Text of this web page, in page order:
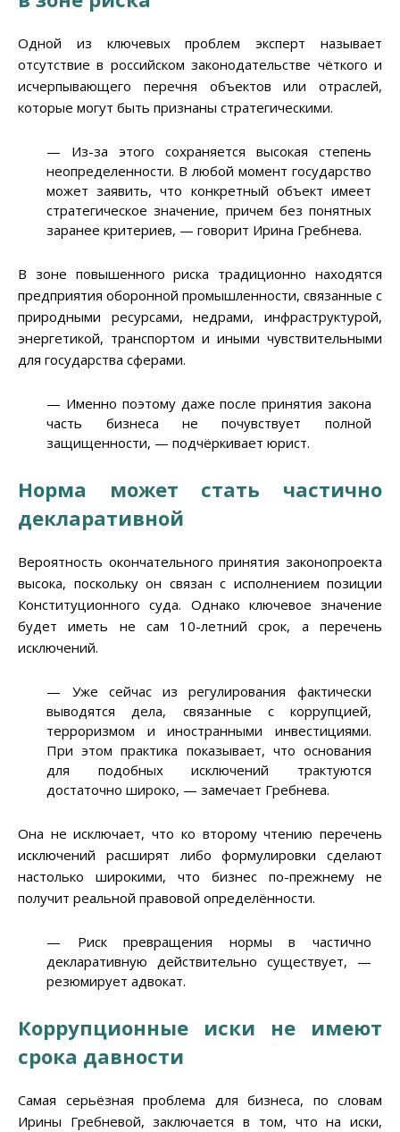
Одной из ключевых проблем эксперт называет
отсутствие в российском законодательстве чёткого и
исчерпывающего перечня объектов или отраслей,
которые могут быть признаны стратегическими.
— Из-за этого сохраняется высокая степень
неопределенности. В любой момент государство
может заявить, что конкретный объект имеет
стратегическое значение, причем без понятных
заранее критериев, — говорит Ирина Гребнева.
В зоне повышенного риска традиционно находятся
предприятия оборонной промышленности, связанные с
природными ресурсами, недрами, инфраструктурой,
энергетикой, транспортом и иными чувствительными
для государства сферами.
— Именно поэтому даже после принятия закона
часть бизнеса не почувствует полной
защищенности, — подчёркивает юрист.
Норма может стать частично
декларативной
Вероятность окончательного принятия законопроекта
высока, поскольку он связан с исполнением позиции
Конституционного суда. Однако ключевое значение
будет иметь не сам 10-летний срок, а перечень
исключений.
— Уже сейчас из регулирования фактически
выводятся дела, связанные с коррупцией,
терроризмом и иностранными инвестициями.
При этом практика показывает, что основания
для подобных исключений трактуются
достаточно широко, — замечает Гребнева.
Она не исключает, что ко второму чтению перечень
исключений расширят либо формулировки сделают
настолько широкими, что бизнес по-прежнему не
получит реальной правовой определённости.
— Риск превращения нормы в частично
декларативную действительно существует, —
резюмирует адвокат.
Коррупционные иски не имеют
срока давности
Самая серьёзная проблема для бизнеса, по словам
Ирины Гребневой, заключается в том, что на иски,